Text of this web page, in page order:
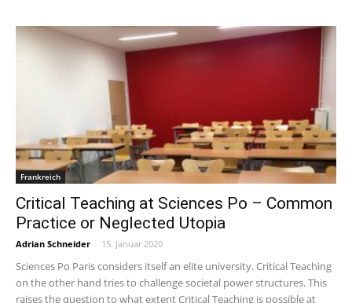
Frankreich
Critical Teaching at Sciences Po – Common
Practice or Neglected Utopia
Adrian Schneider - 15. Januar 2020
Sciences Po Paris considers itself an elite university. Critical Teaching
on the other hand tries to challenge societal power structures. This
raises the question to what extent Critical Teaching is possible at